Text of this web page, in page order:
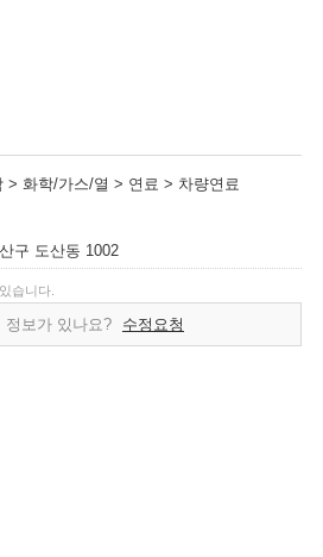
> 화학/가스/열 > 연료 > 차량연료
구 도산동 1002
습니다.
정보가 있나요? 수정요청